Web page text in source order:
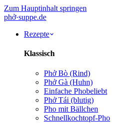
Zum Hauptinhalt springen
phở·suppe.de
Rezepte
Klassisch
Phở Bò (Rind)
Phở Gà (Huhn)
Einfache Phobeliebt
Phở Tái (blutig)
Pho mit Bällchen
Schnellkochtopf-Pho